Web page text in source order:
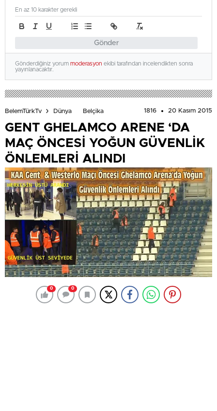
Gönder
En az 10 karakter gerekli
Gönderdiğiniz yorum moderasyon ekibi tarafından incelendikten sonra
yayınlanacaktır.
BelemTürkTv Dünya Belçika 1816 20 Kasım 2015
GENT GHELAMCO ARENE ‘DA
MAÇ ÖNCESİ YOĞUN GÜVENLİK
ÖNLEMLERİ ALINDI
0 0